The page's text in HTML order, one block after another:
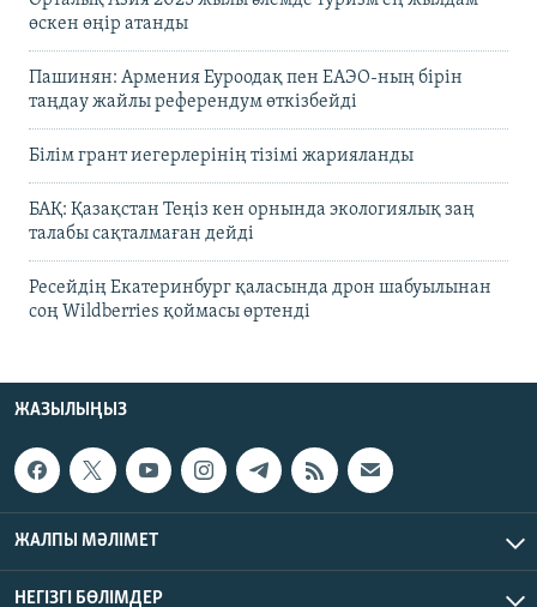
өскен өңір атанды
Пашинян: Армения Еуроодақ пен ЕАЭО-ның бірін
таңдау жайлы референдум өткізбейді
Білім грант иегерлерінің тізімі жарияланды
БАҚ: Қазақстан Теңіз кен орнында экологиялық заң
талабы сақталмаған дейді
Ресейдің Екатеринбург қаласында дрон шабуылынан
соң Wildberries қоймасы өртенді
ЖАЗЫЛЫҢЫЗ
ЖАЛПЫ МӘЛІМЕТ
НЕГІЗГІ БӨЛІМДЕР